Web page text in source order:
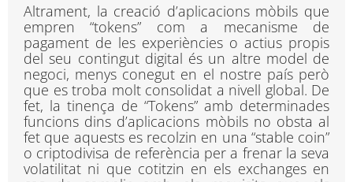
Altrament, la creació d’aplicacions mòbils que
empren “tokens” com a mecanisme de
pagament de les experiències o actius propis
del seu contingut digital és un altre model de
negoci, menys conegut en el nostre país però
que es troba molt consolidat a nivell global. De
fet, la tinença de “Tokens” amb determinades
funcions dins d’aplicacions mòbils no obsta al
fet que aquests es recolzin en una “stable coin”
o criptodivisa de referència per a frenar la seva
volatilitat ni que cotitzin en els exchanges en